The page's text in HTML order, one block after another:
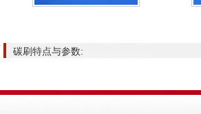
碳刷特点与参数: